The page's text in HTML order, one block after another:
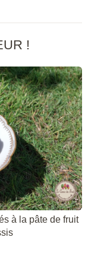
!
à la pâte de fruit